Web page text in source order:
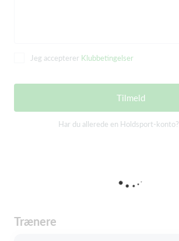
Jeg accepterer Klubbetingelser
Tilmeld
Har du allerede en Holdsport-konto?
Trænere